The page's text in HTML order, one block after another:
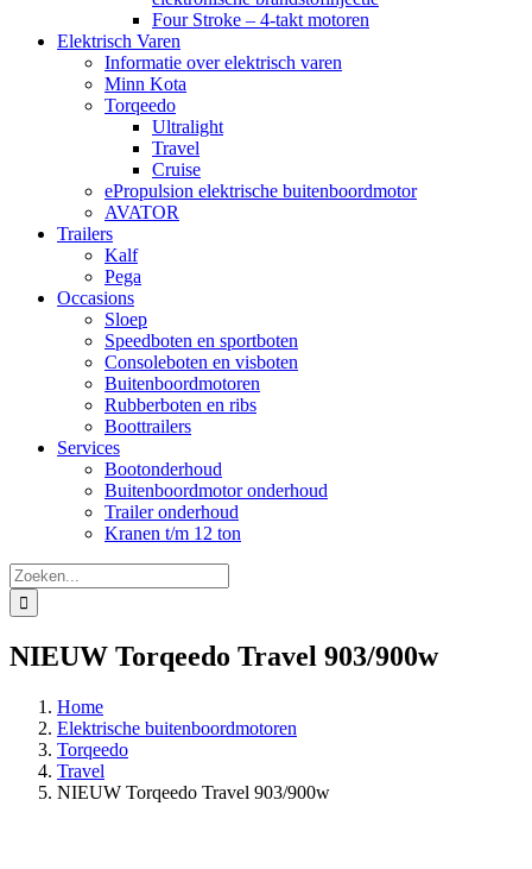
Four Stroke – 4-takt motoren
Elektrisch Varen
Informatie over elektrisch varen
Minn Kota
Torqeedo
Ultralight
Travel
Cruise
ePropulsion elektrische buitenboordmotor
AVATOR
Trailers
Kalf
Pega
Occasions
Sloep
Speedboten en sportboten
Consoleboten en visboten
Buitenboordmotoren
Rubberboten en ribs
Boottrailers
Services
Bootonderhoud
Buitenboordmotor onderhoud
Trailer onderhoud
Kranen t/m 12 ton
Zoeken
naar:
NIEUW Torqeedo Travel 903/900w
Home
Elektrische buitenboordmotoren
Torqeedo
Travel
NIEUW Torqeedo Travel 903/900w